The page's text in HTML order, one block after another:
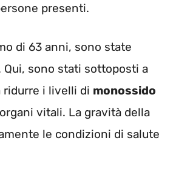
presenti.
di 63 anni, sono state
sono stati sottoposti a
ridurre i livelli di monossido
vitali. La gravità della
le condizioni di salute